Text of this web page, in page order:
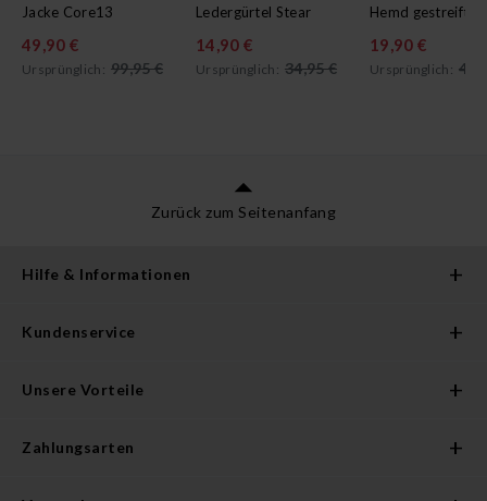
Jacke Core13
49,90 €
Ursprünglich: 99,95 €
Ledergürtel Stear
14,90 €
Ursprünglich: 34,95 €
Hemd gestreift
19,90 €
Ursprünglich:
Zurück zum Seitenanfang
Hilfe & Informationen
Kundenservice
Unsere Vorteile
Zahlungsarten